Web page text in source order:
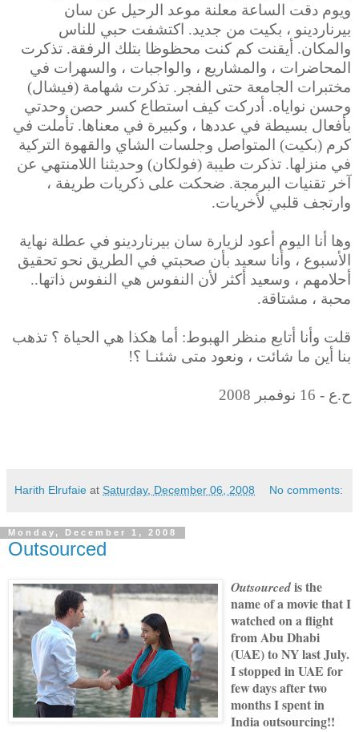
ويوم دقت الساعة معلنة موعد الرحيل عن سان
بيرناردينو ، بكيت من جديد. اكتشفت حبي للناس
والمكان. أيقنت كم كنت محظوظا بتلك الرفقة. تذكرت
المحاضرات ، والمشاريع ، والواجبات ، والسهرات في
مختبرات الجامعة حتى الفجر. تذكرت شهامة (فيشال)
وحسن نواياه. أدركت كيف استطاع كسر حصن وحدتي
بأفعال بسيطة في عددها ، وكبيرة في معناها. تأملت في
كرم (بكيت) المتواصل وجلسات الشاي والقهوة التركية
في منزلها. تذكرت طيبة (فولكان) وحديثنا اللامنتهي عن
آخر تقنيات البرمجة. ضحكت على ذكريات طريفة ،
وارتجف قلبي لأخريات.
وها أنا اليوم أعود لزيارة سان بيرناردينو في عطلة نهاية
الأسبوع ، وأنا سعيد بأن صحبتي في الطريق نحو تحقيق
أحلامهم ، وسعيد أكثر لأن النفوس هي النفوس ذاتها..
محبة ، مشتاقة.
قلت وأنا أتابع منظر الهبوط: أما هكذا هي الحياة ؟ تذهب
بنا أين ما شائت ، ونعود متى شئنـا ؟!
ح.ع - 16 نوفمبر 2008
Harith Elrufaie at Saturday, December 06, 2008 No comments:
Monday, December 1, 2008
Outsourced
Outsourcedis the
name of a movie that I
watched on a flight
from Abu Dhabi
(UAE) to NY last July.
I stopped in UAE for
few days after two
months I spent in
Indiaoutsourcing!!